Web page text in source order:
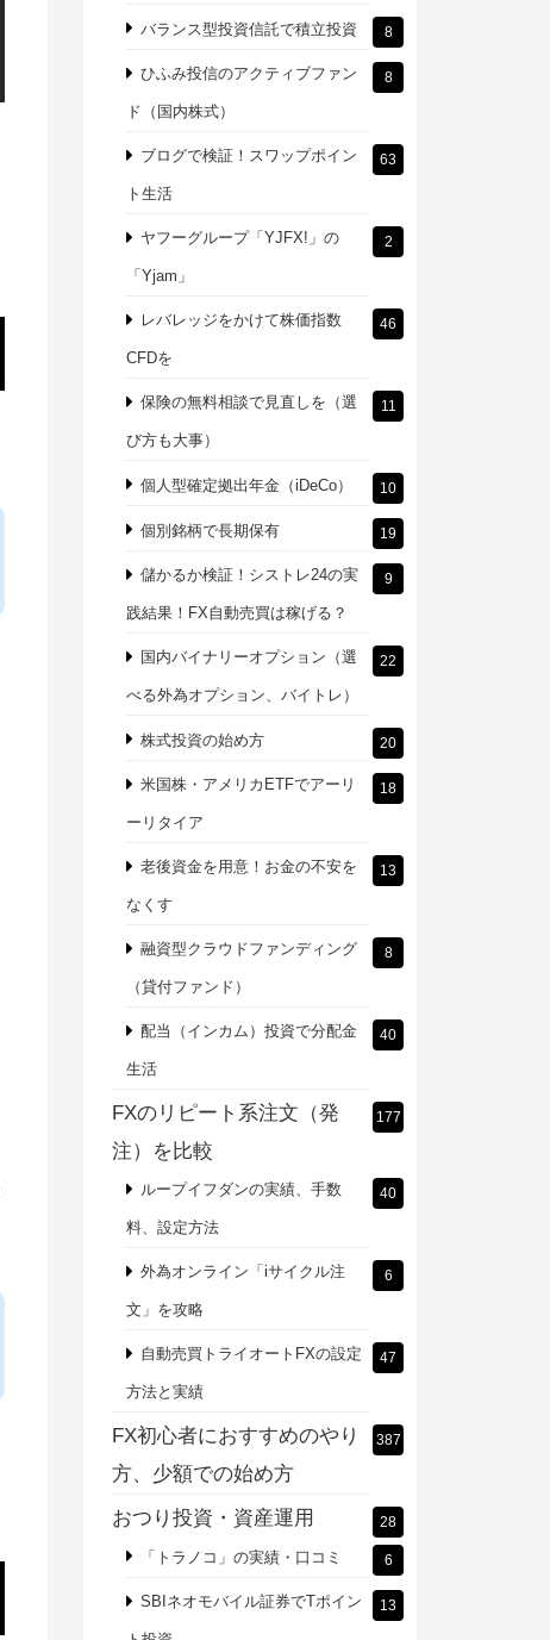
バランス型投資信託で積立投資 8
ひふみ投信のアクティブファン
ド（国内株式）
8
ブログで検証！スワップポイン
ト生活
63
ヤフーグループ「YJFX!」の
「Yjam」
2
レバレッジをかけて株価指数
CFDを
46
保険の無料相談で見直しを（選
び方も大事）
11
個人型確定拠出年金（iDeCo） 10
個別銘柄で長期保有 19
儲かるか検証！シストレ24の実
践結果！FX自動売買は稼げる？
9
国内バイナリーオプション（選
べる外為オプション、バイトレ）
22
株式投資の始め方 20
米国株・アメリカETFでアーリ
ーリタイア
18
老後資金を用意！お金の不安を
なくす
13
融資型クラウドファンディング
（貸付ファンド）
8
配当（インカム）投資で分配金
生活
40
FXのリピート系注文（発
注）を比較
177
ループイフダンの実績、手数
料、設定方法
40
外為オンライン「iサイクル注
文」を攻略
6
自動売買トライオートFXの設定
方法と実績
47
FX初心者におすすめのやり
方、少額での始め方
387
おつり投資・資産運用 28
「トラノコ」の実績・口コミ 6
SBIネオモバイル証券でTポイン 13